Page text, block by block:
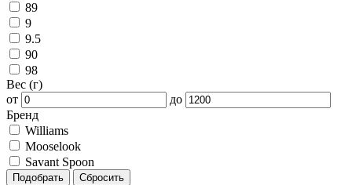
89
9
9.5
90
98
Вес (г)
от
до
Бренд
Williams
Mooselook
Savant Spoon
Подобрать Сбросить